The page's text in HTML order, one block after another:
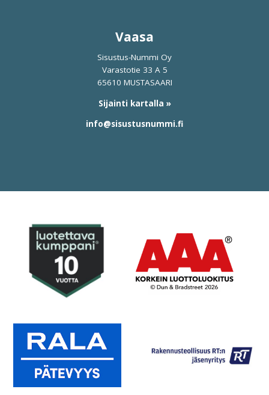
Vaasa
Sisustus-Nummi Oy
Varastotie 33 A 5
65610 MUSTASAARI
Sijainti kartalla »
info@sisustusnummi.fi